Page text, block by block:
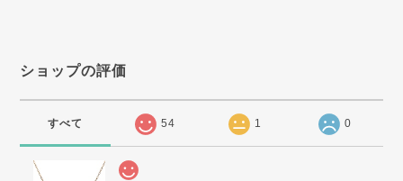
ショップの評価
すべて 54 1 0